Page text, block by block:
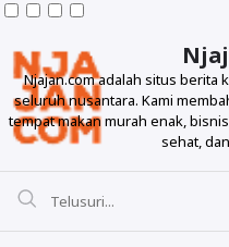
Njajan.com adalah situs
seluruh nusantara. Kami
tempat makan murah enak,
sehat,